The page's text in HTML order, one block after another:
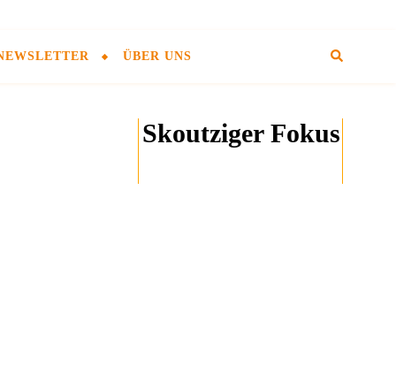
ÜBER UNS
Skoutziger Fokus